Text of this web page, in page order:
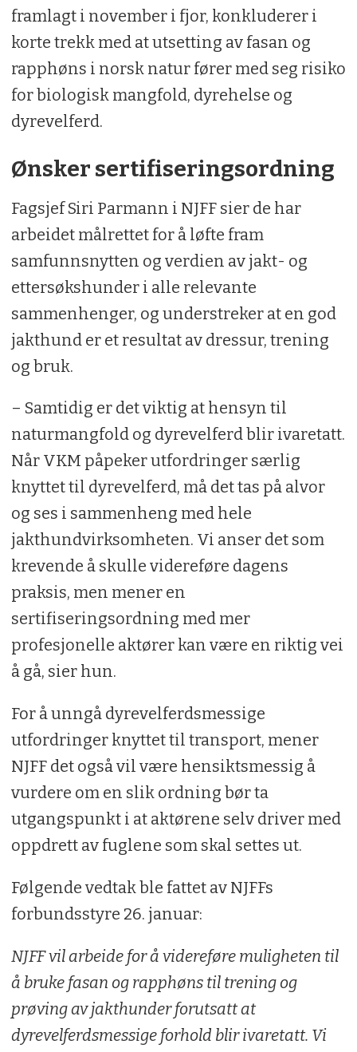
framlagt i november i fjor, konkluderer i
korte trekk med at utsetting av fasan og
rapphøns i norsk natur fører med seg risiko
for biologisk mangfold, dyrehelse og
dyrevelferd.
Ønsker sertifiseringsordning
Fagsjef Siri Parmann i NJFF sier de har
arbeidet målrettet for å løfte fram
samfunnsnytten og verdien av jakt- og
ettersøkshunder i alle relevante
sammenhenger, og understreker at en god
jakthund er et resultat av dressur, trening
og bruk.
– Samtidig er det viktig at hensyn til
naturmangfold og dyrevelferd blir ivaretatt.
Når VKM påpeker utfordringer særlig
knyttet til dyrevelferd, må det tas på alvor
og ses i sammenheng med hele
jakthundvirksomheten. Vi anser det som
krevende å skulle videreføre dagens
praksis, men mener en
sertifiseringsordning med mer
profesjonelle aktører kan være en riktig vei
å gå, sier hun.
For å unngå dyrevelferdsmessige
utfordringer knyttet til transport, mener
NJFF det også vil være hensiktsmessig å
vurdere om en slik ordning bør ta
utgangspunkt i at aktørene selv driver med
oppdrett av fuglene som skal settes ut.
Følgende vedtak ble fattet av NJFFs
forbundsstyre 26. januar:
NJFF vil arbeide for å videreføre muligheten til
å bruke fasan og rapphøns til trening og
prøving av jakthunder forutsatt at
dyrevelferdsmessige forhold blir ivaretatt. Vi